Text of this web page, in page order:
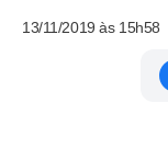
13/11/2019 às 15h58